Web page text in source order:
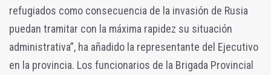
refugiados como consecuencia de la invasión de Rusia
puedan tramitar con la máxima rapidez su situación
administrativa”, ha añadido la representante del Ejecutivo
en la provincia. Los funcionarios de la Brigada Provincial